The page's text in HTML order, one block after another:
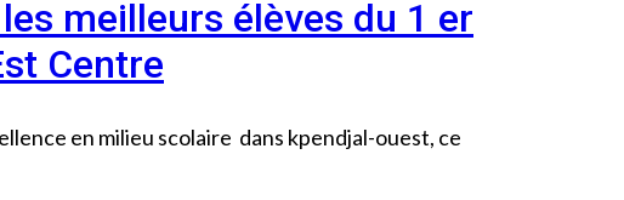
meilleurs élèves du 1 er
Centre
en milieu scolaire dans kpendjal-ouest, ce